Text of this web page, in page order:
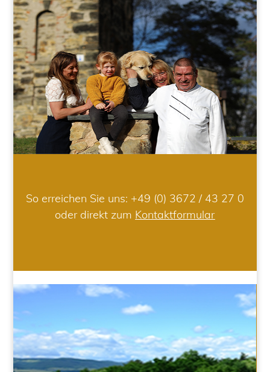
So erreichen Sie uns: +49 (0) 3672 / 43 27 0
oder direkt zum Kontaktformular